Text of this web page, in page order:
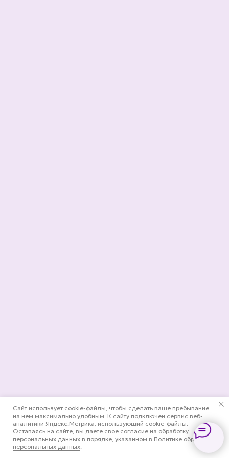
Сайт использует cookie-файлы, чтобы сделать ваше пребывание
на нем максимально удобным. К cайту подключен сервис веб-
аналитики Яндекс.Метрика, использующий cookie-файлы.
Оставаясь на сайте, вы даете свое согласие на обработку
персональных данных в порядке, указанном в Политике обработки
персональных данных.